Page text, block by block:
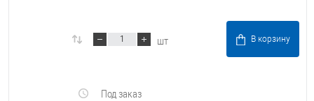
шт В корзину
Под заказ